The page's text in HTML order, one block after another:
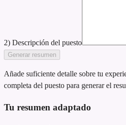
2) Descripción del puesto
Generar resumen
Añade suficiente detalle sobre tu
completa del puesto para generar el
Tu resumen adaptado